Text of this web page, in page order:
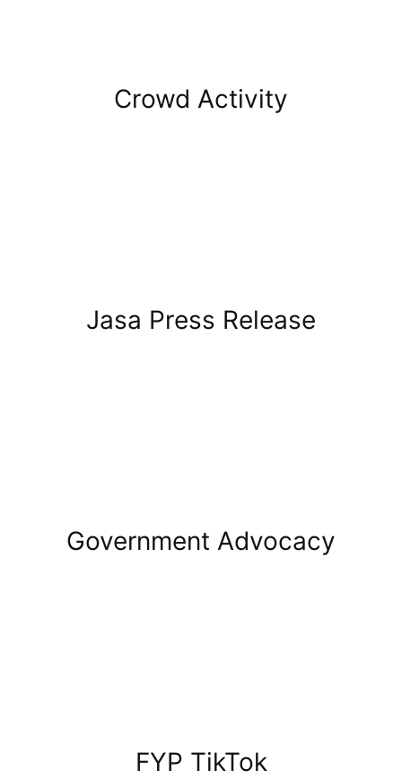
Crowd Activity
Jasa Press Release
Government Advocacy
FYP TikTok